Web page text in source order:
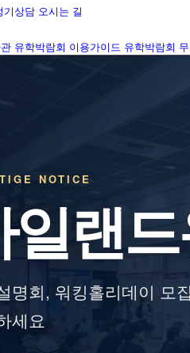
기상담 오시는 길
유학박람회 이용가이드 유학박람회
NOTICE
일랜
명회, 워킹홀리데이 모
세요